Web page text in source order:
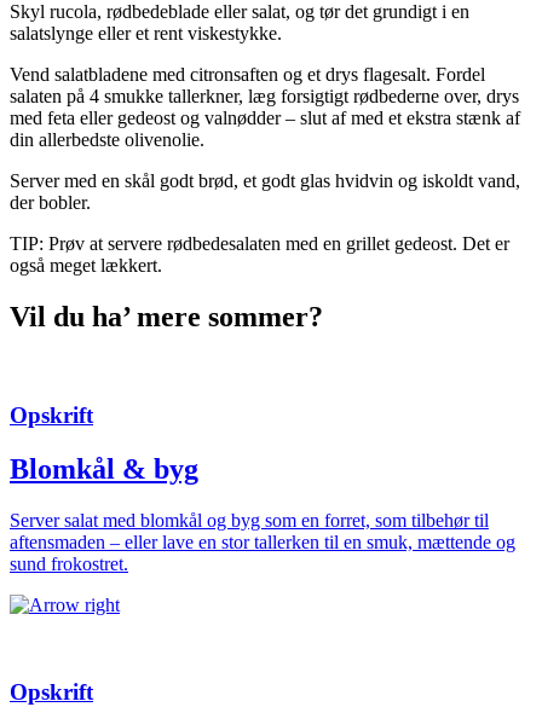
Skyl rucola, rødbedeblade eller salat, og tør det grundigt i en
salatslynge eller et rent viskestykke.
Vend salatbladene med citronsaften og et drys flagesalt. Fordel
salaten på 4 smukke tallerkner, læg forsigtigt rødbederne over, drys
med feta eller gedeost og valnødder – slut af med et ekstra stænk af
din allerbedste olivenolie.
Server med en skål godt brød, et godt glas hvidvin og iskoldt vand,
der bobler.
TIP: Prøv at servere rødbedesalaten med en grillet gedeost. Det er
også meget lækkert.
Vil du ha’ mere sommer?
Opskrift
Blomkål & byg
Server salat med blomkål og byg som en forret, som tilbehør til
aftensmaden – eller lave en stor tallerken til en smuk, mættende og
sund frokostret.
Opskrift